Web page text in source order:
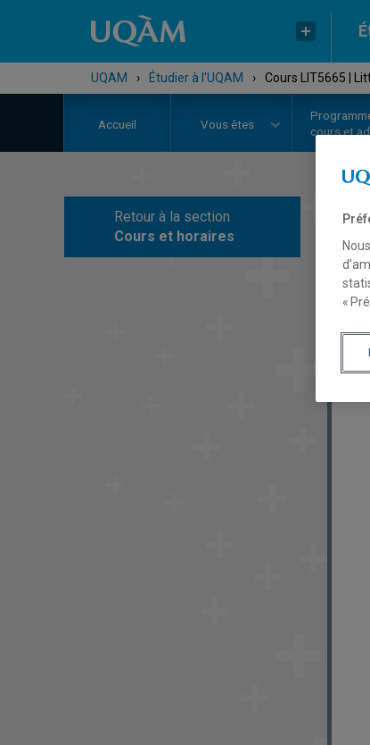
UQAM › Étudier à l'UQAM › Cours LIT5665 |
Accueil Vous êtes
cours et
Retour à la section
Cours et horaires
«